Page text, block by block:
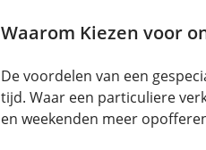
Waarom Kiezen voor
De voordelen van een
tijd. Waar een particuliere
en weekenden meer